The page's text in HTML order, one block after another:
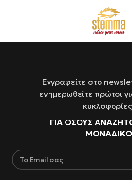
Εγγραφείτε στο
ενημερωθείτε πρώτοι
ΓΙΑ ΌΣΟΥΣ
ΜΟΝΑΔΙΚΟ